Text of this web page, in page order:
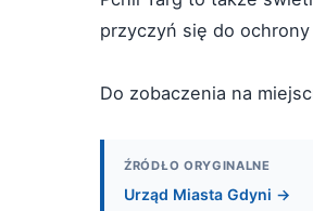
przyczyń się do
Do zobaczenia na
ŹRÓDŁO ORYGINALNE
Urząd Miasta Gdyni →